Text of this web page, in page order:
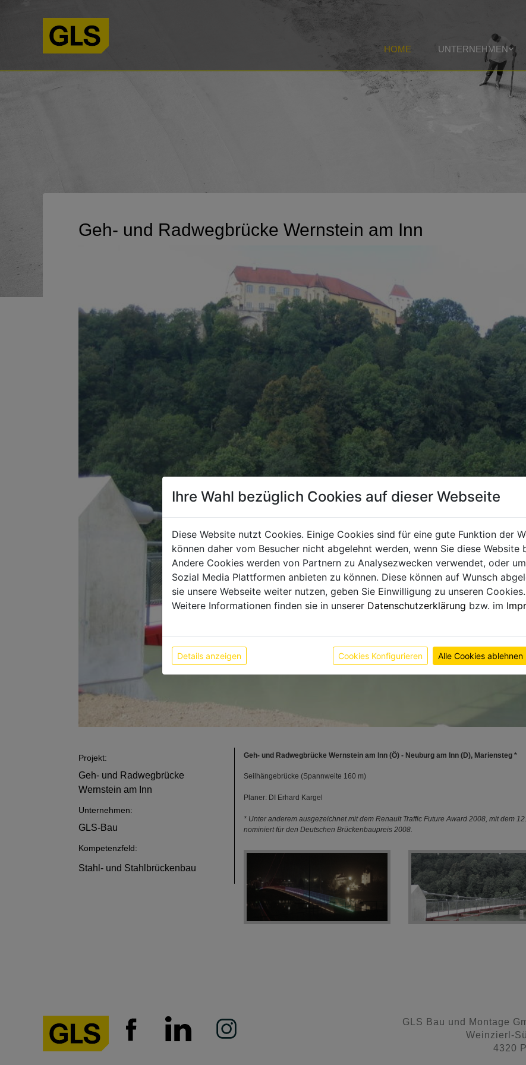
HOME UNTERNEHMEN
Geh- und Radwegbrücke Wernstein am Inn
Projekt:
Geh- und Radwegbrücke
Wernstein am Inn
Unternehmen:
GLS-Bau
Kompetenzfeld:
Stahl- und Stahlbrückenbau
Geh- und Radwegbrücke Wernstein am Inn (Ö) - Neuburg am Inn (D), Mariensteg *
Seilhängebrücke (Spannweite 160 m)
Planer: DI Erhard Kargel
* Unter anderem ausgezeichnet mit dem Renault Traffic Future Award 2008, mit dem
nominiert für den Deutschen Brückenbaupreis 2008.
GLS Bau und Montage
Weinzierl-
4320
Ihre Wahl bezüglich Cookies auf dieser Webseite
Diese Website nutzt Cookies. Einige Cookies sind für eine gute Funktion der
können daher vom Besucher nicht abgelehnt werden, wenn Sie diese Website
Andere Cookies werden von Partnern zu Analysezwecken verwendet, oder
Sozial Media Plattformen anbieten zu können. Diese können auf Wunsch
sie unsere Webseite weiter nutzen, geben Sie Einwilligung zu unseren Cookies.
Weitere Informationen finden sie in unserer Datenschutzerklärung bzw. im
Details anzeigen Cookies Konfigurieren Alle Cookies ablehnen